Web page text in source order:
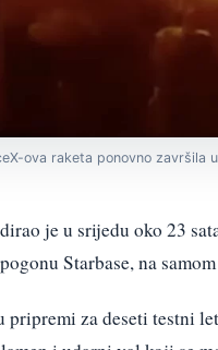
ova raketa ponovno završila
je u srijedu oko 23
Starbase, na
pripremi za deseti testni